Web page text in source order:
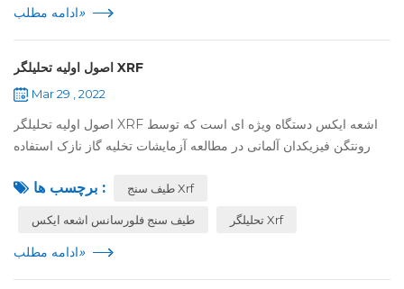
ادامه مطلب»
اصول اولیه تحلیلگر XRF
Mar 29 , 2022
اصول اولیه تحلیلگر XRF اشعه ایکس دستگاه ویژه ای است که توسط
رونتگن فیزیکدان آلمانی در مطالعه آزمایشات تخلیه گاز نازک استفاده
مخالف کاتد نص...برچسب ها : طیف سنج Xrf
طیف سنج فلورسانس اشعه ایکس تحلیلگر Xrf
ادامه مطلب»